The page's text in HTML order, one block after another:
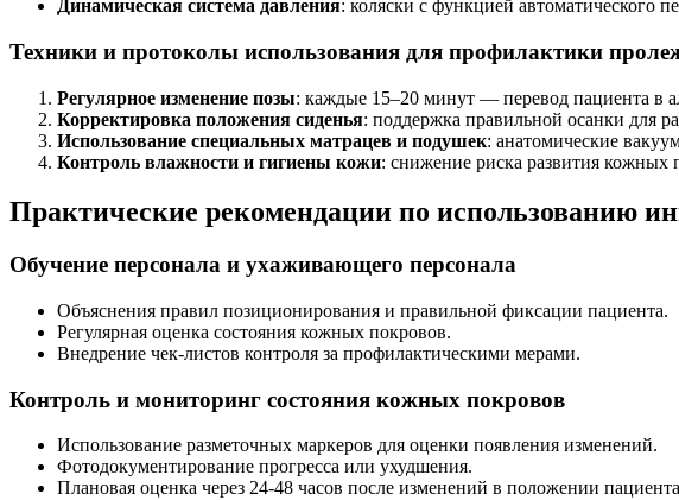
Динамическая система давления: коляски с функцией автоматического
Техники и протоколы использования для профилактики
Регулярное изменение позы: каждые 15–20 минут — перевод пациента в
Корректировка положения сиденья: поддержка правильной осанки для
Использование специальных матрацев и подушек: анатомические
Контроль влажности и гигиены кожи: снижение риска развития
Практические рекомендации по использованию
Обучение персонала и ухаживающего персонала
Объяснения правил позиционирования и правильной фиксации пациента.
Регулярная оценка состояния кожных покровов.
Внедрение чек-листов контроля за профилактическими мерами.
Контроль и мониторинг состояния кожных покровов
Использование разметочных маркеров для оценки появления изменений.
Фотодокументирование прогресса или ухудшения.
Плановая оценка через 24-48 часов после изменений в положении